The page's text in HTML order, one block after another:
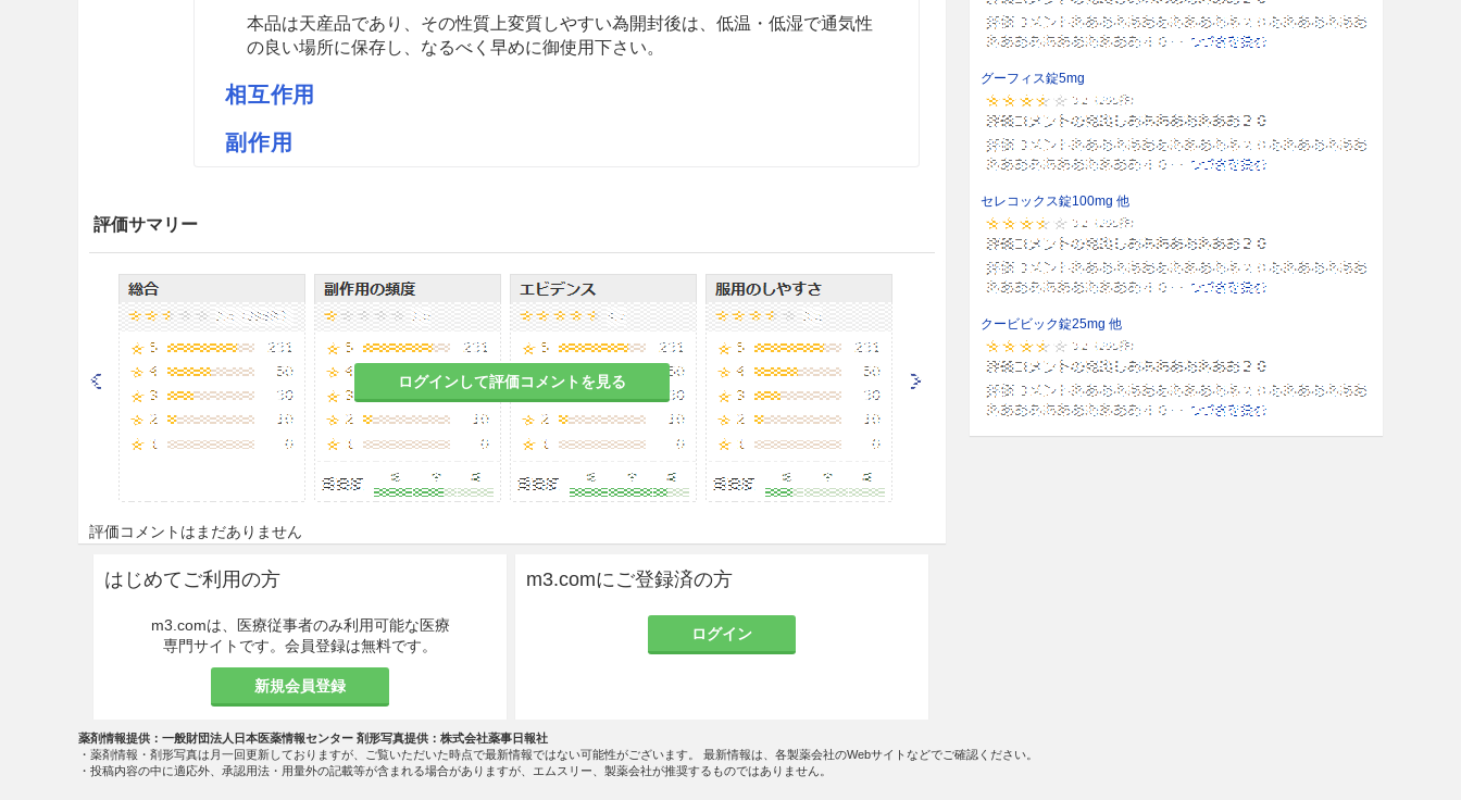
本品は天産品であり、その性質上変質しやすい為開封後は、低温・低湿で通気性
の良い場所に保存し、なるべく早めに御使用下さい。
相互作用
副作用
評価サマリー
ログインして評価コメントを見る
評価コメントはまだありません
はじめてご利用の方
m3.comは、医療従事者のみ利用可能な医療
専門サイトです。会員登録は無料です。
新規会員登録
m3.comにご登録済の方
ログイン
グーフィス錠5mg
セレコックス錠100mg 他
クービビック錠25mg 他
薬剤情報提供：一般財団法人日本医薬情報センター 剤形写真提供：株式会社薬事日報社
・薬剤情報・剤形写真は月一回更新しておりますが、ご覧いただいた時点で最新情報ではない可能性がございます。 最新情報は、各製薬会社のWebサイトなどでご確認ください。
・投稿内容の中に適応外、承認用法・用量外の記載等が含まれる場合がありますが、エムスリー、製薬会社が推奨するものではありません。